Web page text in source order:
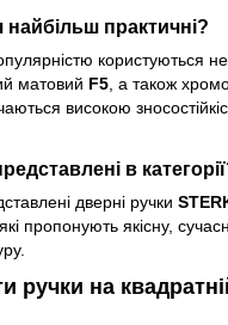
найбільш практичні?
користуються
матовий F5 , а також
високою
в
дверні ручки
пропонують якісну,
ручки на